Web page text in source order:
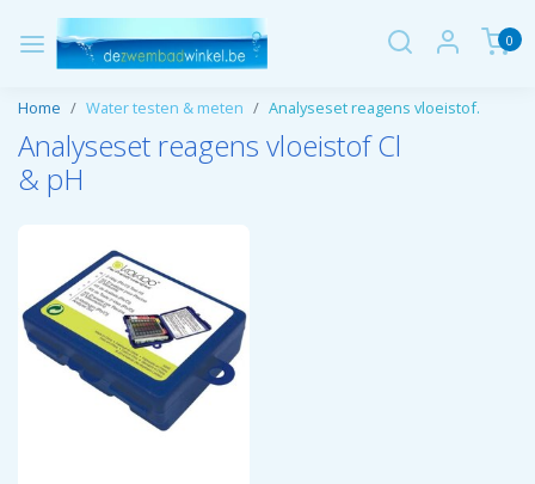
0
Home Water testen & meten Analyseset reagens vloeistof.
Analyseset reagens vloeistof Cl
& pH